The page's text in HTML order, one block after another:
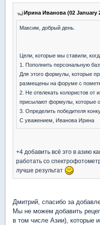
Ирина Иванова (02 January
Максим, добрый день.
Цели, которые мы ставили,
1. Пополнить персональную
Для этого формулы, которые
размещены на форуме с
2. Не отвлекать колористов от
присылают формулы, которые
3. Определить победителя
С уважением, Иванова Ирина
+4 добавить всё это в азию
работать со
лучше результат
Дмитрий, спасибо за
Мы не можем добавить
в том числе Азии), которые